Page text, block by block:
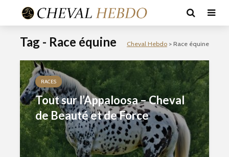
Tag - Race équine Cheval Hebdo > Race équine
RACES
Tout sur l’Appaloosa – Cheval
de Beauté et de Force